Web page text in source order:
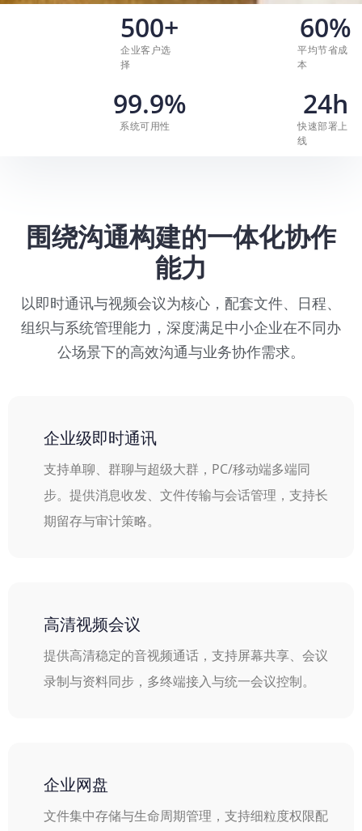
企业客户选
择
500+
平均节省成
本
60%
系统可用性
99.9%
快速部署上
线
24h
围绕沟通构建的一体化协作
能力
以即时通讯与视频会议为核心，配套文件、日程、
组织与系统管理能力，深度满足中小企业在不同办
公场景下的高效沟通与业务协作需求。
企业级即时通讯
支持单聊、群聊与超级大群，PC/移动端多端同
步。提供消息收发、文件传输与会话管理，支持长
期留存与审计策略。
高清视频会议
提供高清稳定的音视频通话，支持屏幕共享、会议
录制与资料同步，多终端接入与统一会议控制。
企业网盘
文件集中存储与生命周期管理，支持细粒度权限配